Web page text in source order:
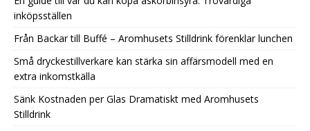
inköpsställen
Från Backar till Buffé – Aromhusets Stilldrink förenklar lunchen
Små dryckestillverkare kan stärka sin affärsmodell med en
extra inkomstkälla
Sänk Kostnaden per Glas Dramatiskt med Aromhusets
Stilldrink